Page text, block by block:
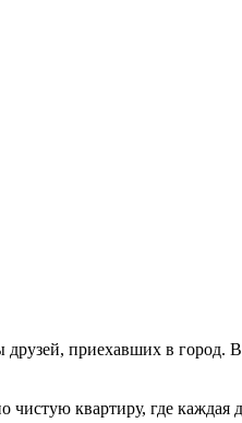
приехавших в город.
квартиру, где каждая